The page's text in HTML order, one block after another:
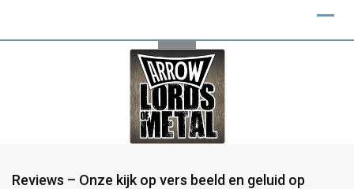
Reviews – Onze kijk op vers beeld en geluid op